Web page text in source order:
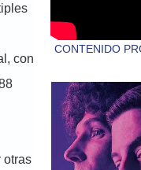
con
otras